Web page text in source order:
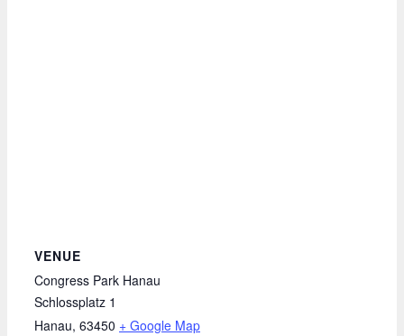
VENUE
Congress Park Hanau
Schlossplatz 1
Hanau, 63450 + Google Map